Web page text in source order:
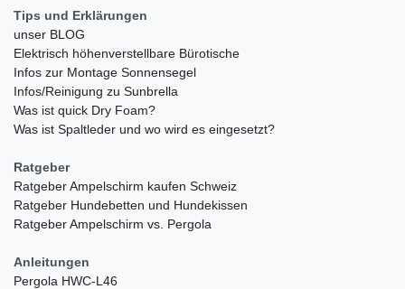
Tips und Erklärungen
unser BLOG
Elektrisch höhenverstellbare Bürotische
Infos zur Montage Sonnensegel
Infos/Reinigung zu Sunbrella
Was ist quick Dry Foam?
Was ist Spaltleder und wo wird es eingesetzt?
Ratgeber
Ratgeber Ampelschirm kaufen Schweiz
Ratgeber Hundebetten und Hundekissen
Ratgeber Ampelschirm vs. Pergola
Anleitungen
Pergola HWC-L46